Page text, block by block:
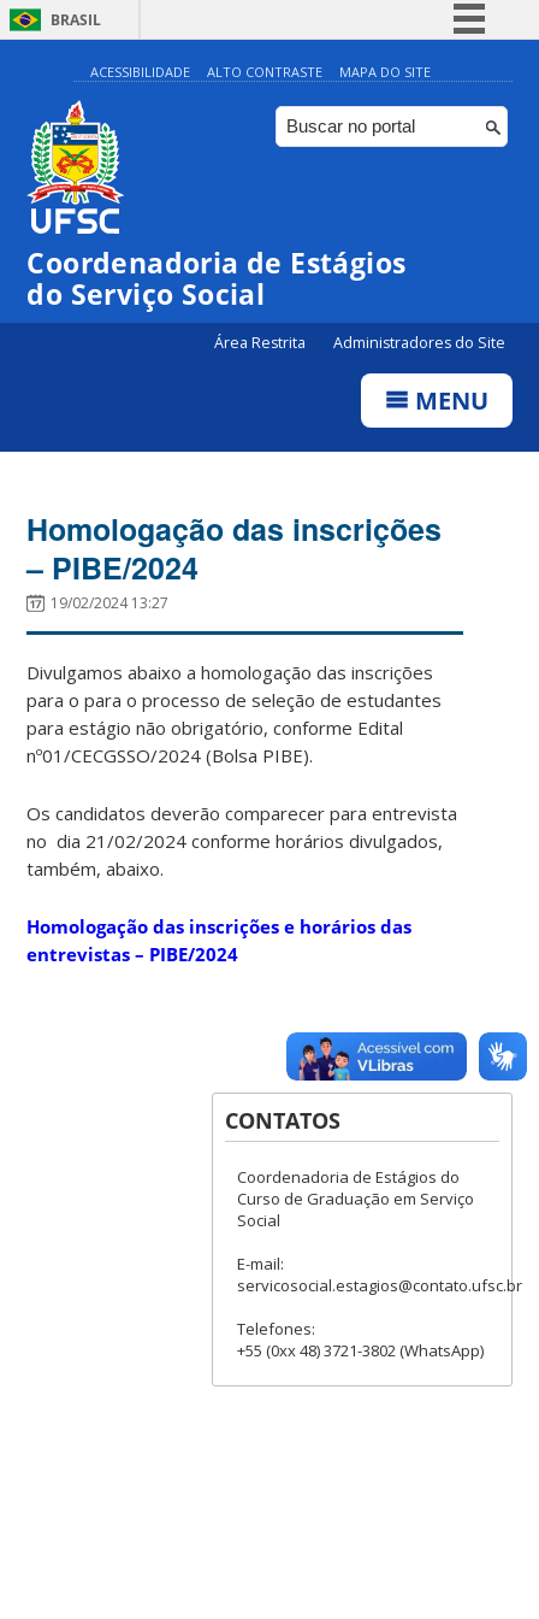
BRASIL
Simplifique!
Comunica BR
Participe
Canais
ACESSIBILIDADE ALTO CONTRASTE MAPA DO SITE
Coordenadoria de Estágios
do Serviço Social
Área Restrita Administradores do Site
MENU
Homologação das inscrições
– PIBE/2024
19/02/2024 13:27
Divulgamos abaixo a homologação das inscrições
para o para o processo de seleção de estudantes
para estágio não obrigatório, conforme Edital
nº01/CECGSSO/2024 (Bolsa PIBE).
Os candidatos deverão comparecer para entrevista
no dia 21/02/2024 conforme horários divulgados,
também, abaixo.
Homologação das inscrições e horários das
entrevistas – PIBE/2024
CONTATOS
Coordenadoria de Estágios do
Curso de Graduação em Serviço
Social
E-mail:
servicosocial.estagios@contato.ufsc.br
Telefones:
+55 (0xx 48) 3721-3802 (WhatsApp)